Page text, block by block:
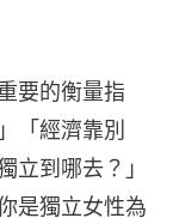
要的衡量指
「經濟靠別
立到哪去？」
是獨立女性為